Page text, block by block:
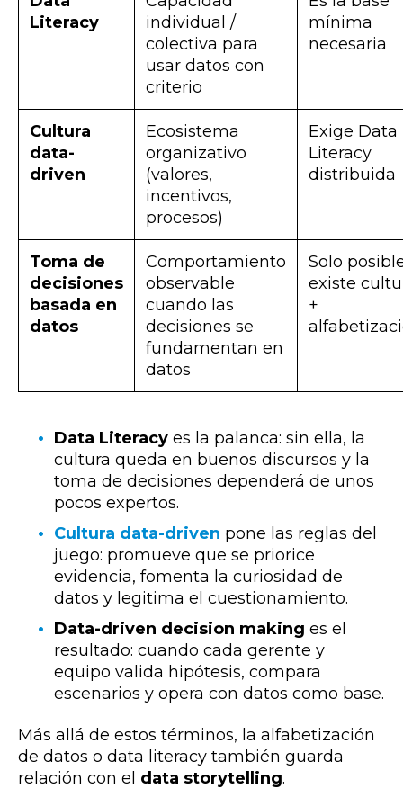
Literacy
individual /
colectiva para
usar datos con
criterio
mínima
necesaria
Cultura
data-
driven
Ecosistema
organizativo
(valores,
incentivos,
procesos)
Exige Data
Literacy
distribuida
Toma de
decisiones
basada en
datos
Comportamiento
observable
cuando las
decisiones se
fundamentan en
datos
Solo
existe
+
Data Literacy es la palanca: sin ella, la
cultura queda en buenos discursos y la
toma de decisiones dependerá de unos
pocos expertos.
Cultura data-driven pone las reglas del
juego: promueve que se priorice
evidencia, fomenta la curiosidad de
datos y legitima el cuestionamiento.
Data-driven decision making es el
resultado: cuando cada gerente y
equipo valida hipótesis, compara
escenarios y opera con datos como base.
Más allá de estos términos, la alfabetización
de datos o data literacy también guarda
relación con el data storytelling.